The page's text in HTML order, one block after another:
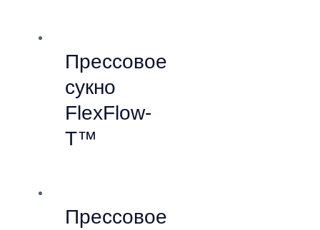
Прессовое
сукно
FlexFlow-
T™
Прессовое